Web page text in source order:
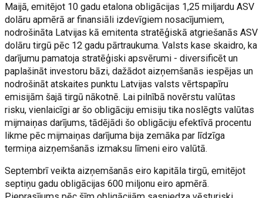
Maijā, emitējot 10 gadu etalona obligācijas 1,25 miljardu ASV
dolāru apmērā ar finansiāli izdevīgiem nosacījumiem,
nodrošināta Latvijas kā emitenta stratēģiskā atgriešanās ASV
dolāru tirgū pēc 12 gadu pārtraukuma. Valsts kase skaidro, ka
darījumu pamatoja stratēģiski apsvērumi - diversificēt un
paplašināt investoru bāzi, dažādot aizņemšanās iespējas un
nodrošināt atskaites punktu Latvijas valsts vērtspapīru
emisijām šajā tirgū nākotnē. Lai pilnībā novērstu valūtas
risku, vienlaicīgi ar šo obligāciju emisiju tika noslēgts valūtas
mijmaiņas darījums, tādējādi šo obligāciju efektīvā procentu
likme pēc mijmaiņas darījuma bija zemāka par līdzīga
termiņa aizņemšanās izmaksu līmeni eiro valūtā.
Septembrī veikta aizņemšanās eiro kapitāla tirgū, emitējot
septiņu gadu obligācijas 600 miljonu eiro apmērā.